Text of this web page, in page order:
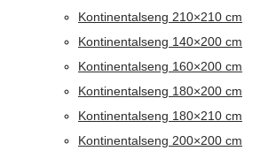
Kontinentalseng 210×210 cm
Kontinentalseng 140×200 cm
Kontinentalseng 160×200 cm
Kontinentalseng 180×200 cm
Kontinentalseng 180×210 cm
Kontinentalseng 200×200 cm